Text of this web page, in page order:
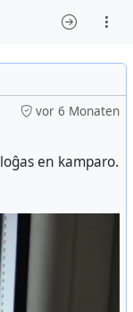
vor 6 Monaten
en kamparo.